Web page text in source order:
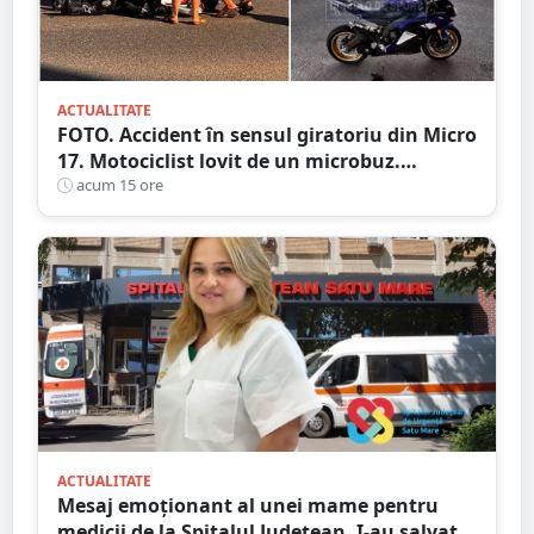
ACTUALITATE
FOTO. Accident în sensul giratoriu din Micro
17. Motociclist lovit de un microbuz.
Victima, rămasă la pământ
acum 15 ore
ACTUALITATE
Mesaj emoționant al unei mame pentru